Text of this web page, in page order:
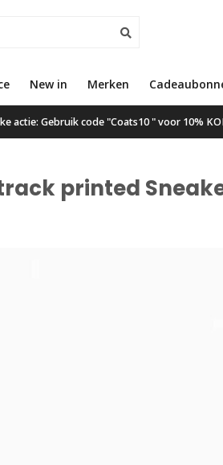
New in Merken
Gratis verzending vanaf
actie: Gebruik code "Coats10 " voor 10%
printed